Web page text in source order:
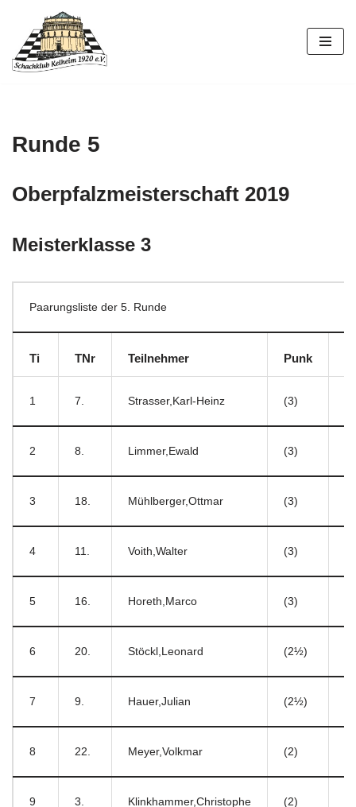
Zum
Inhalt
Runde 5
Oberpfalzmeisterschaft 2019
Meisterklasse 3
Paarungsliste der 5. Runde
Ti TNr Teilnehmer Punk
1 7. Strasser,Karl-Heinz (3)
2 8. Limmer,Ewald (3)
3 18. Mühlberger,Ottmar (3)
4 11. Voith,Walter (3)
5 16. Horeth,Marco (3)
6 20. Stöckl,Leonard (2½)
7 9. Hauer,Julian (2½)
8 22. Meyer,Volkmar (2)
9 3. Klinkhammer,Christophe (2)